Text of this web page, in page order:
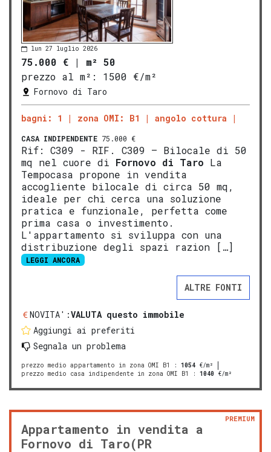
lun 27 luglio 2026
75.000 € | m² 50
prezzo al m²:
1500 €/m²
Fornovo di Taro
bagni: 1 zona OMI: B1 angolo cottura
CASA INDIPENDENTE 75.000 €
Rif: C309 - RIF. C309 – Bilocale di 50
mq nel cuore di Fornovo di Taro La
Tempocasa propone in vendita
accogliente bilocale di circa 50 mq,
ideale per chi cerca una soluzione
pratica e funzionale, perfetta come
prima casa o investimento.
L'appartamento si sviluppa con una
distribuzione degli spazi razion […]
LEGGI ANCORA
ALTRE FONTI
NOVITA':VALUTA questo immobile
Aggiungi ai preferiti
Segnala un problema
prezzo medio appartamento in zona OMI B1 : 1054 €/m²
prezzo medio casa indipendente in zona OMI B1
: 1040 €/m²
Appartamento in vendita a
Fornovo di Taro(PR
PREMIUM